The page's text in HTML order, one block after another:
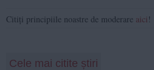
Citiți principiile noastre de moderare aici !
Cele mai citite știri